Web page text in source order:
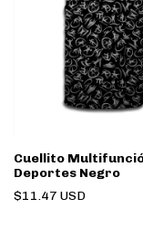
Cuellito
Deportes Negro
$11.47 USD